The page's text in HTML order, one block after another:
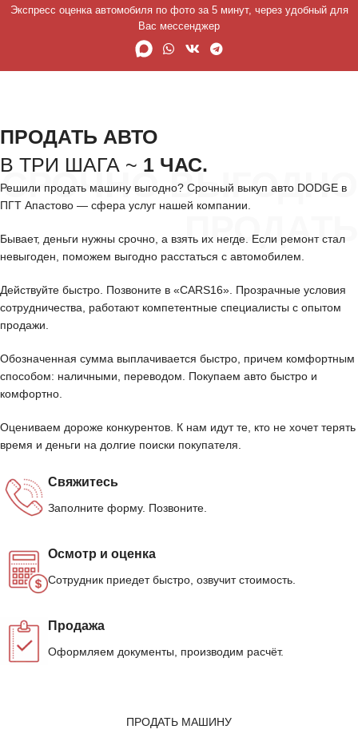
Экспресс оценка автомобиля по фото за 5 минут, через удобный для
Вас мессенджер
СРОЧНО ВЫГОДНО
ПРОДАТЬ
ПРОДАТЬ АВТО
В ТРИ ШАГА ~ 1 ЧАС.
Решили продать машину выгодно? Срочный выкуп авто DODGE в
ПГТ Апастово — сфера услуг нашей компании.
Бывает, деньги нужны срочно, а взять их негде. Если ремонт стал
невыгоден, поможем выгодно расстаться с автомобилем.
Действуйте быстро. Позвоните в «CARS16». Прозрачные условия
сотрудничества, работают компетентные специалисты с опытом
продажи.
Обозначенная сумма выплачивается быстро, причем комфортным
способом: наличными, переводом. Покупаем авто быстро и
комфортно.
Оцениваем дороже конкурентов. К нам идут те, кто не хочет терять
время и деньги на долгие поиски покупателя.
Свяжитесь
Заполните форму. Позвоните.
Осмотр и оценка
Сотрудник приедет быстро, озвучит стоимость.
Продажа
Оформляем документы, производим расчёт.
ПРОДАТЬ МАШИНУ